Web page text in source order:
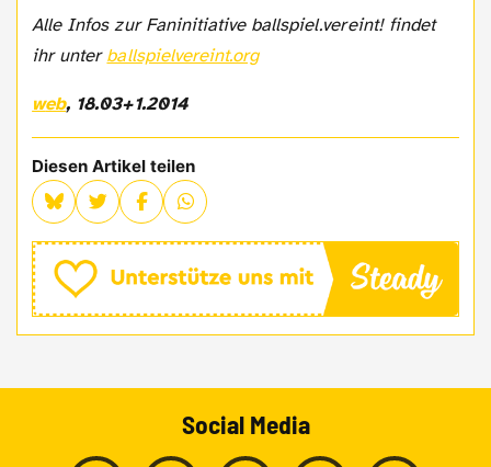
Alle Infos zur Faninitiative ballspiel.vereint! findet
ihr unterballspielvereint.org
web, 18.03+1.2014
Diesen Artikel teilen
Social Media